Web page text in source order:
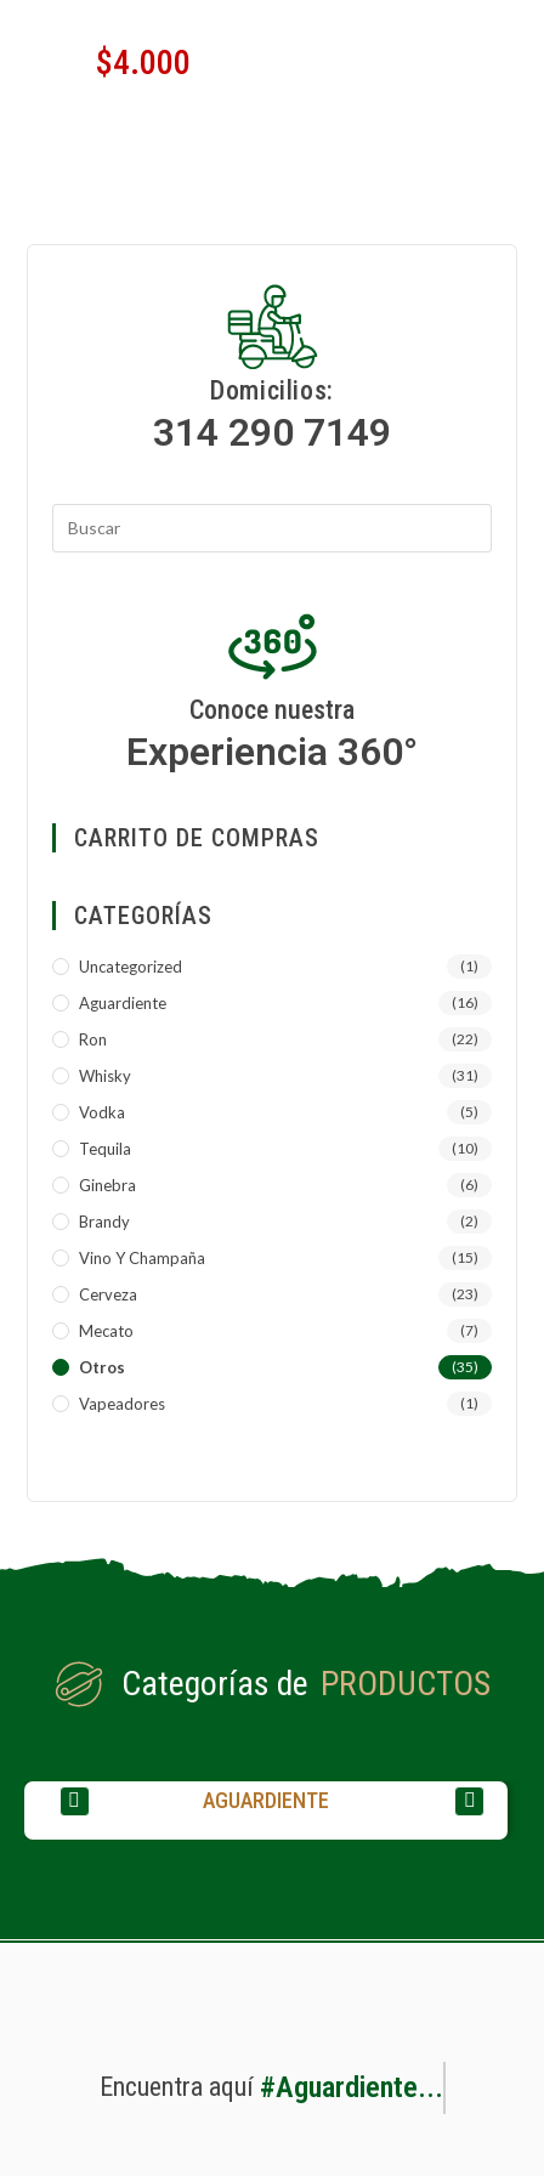
$4.000
Domicilios:
314 290 7149
Conoce nuestra
Experiencia 360°
CARRITO DE COMPRAS
CATEGORÍAS
Uncategorized (1)
Aguardiente (16)
Ron (22)
Whisky (31)
Vodka (5)
Tequila (10)
Ginebra (6)
Brandy (2)
Vino Y Champaña (15)
Cerveza (23)
Mecato (7)
Otros (35)
Vapeadores (1)
Categorías de PRODUCTOS
AGUARDIENTE
Encuentra aquí #Aguardiente...